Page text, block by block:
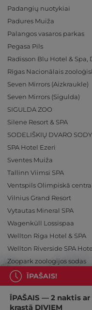
Padangių nuotykiai
Padures Muiža
Palangos vasaros parkas
Pegasa Pils
Radisson Blu Hotel & Spa,
Rīgas Nacionālais
Seven Mirrors (Aizkraukle)
Seven Mirrors (Sigulda)
SIGULDA ZOO
Silene Resort & SPA
SODELIŠKIŲ DVARO
SPA Hotel Ezeri
Sventes Muiža
Tallinn Viimsi SPA
Ventspils Olimpiskā
Vilnius Grand Resort
Vytautas Mineral SPA
Wagenküll Lossispaa
Wellton Riga Hotel & SPA
Wellton Riverside SPA
Zoopark zoologijos sodas
ĪPAŠAIS!
ĪPAŠAIS — 2 naktis
krastā DIVIEM